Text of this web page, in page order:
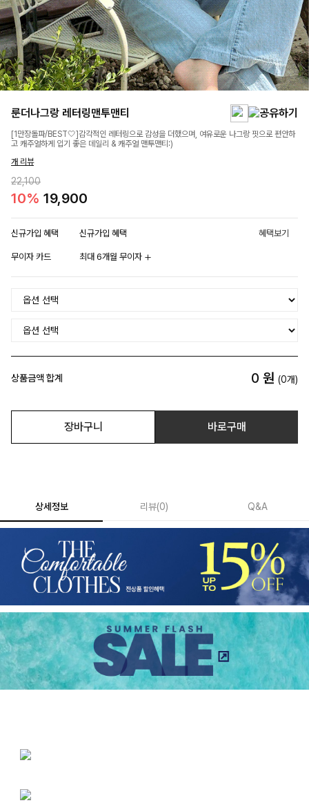
룬더나그랑 레터링맨투맨티
[1만장돌파/BEST🤍]감각적인 레터링으로 감성을 더했으며, 여유로운 나그랑 핏으로 편안하
고 캐주얼하게 입기 좋은 데일리 & 캐주얼 맨투맨티:)
개 리뷰
22,100
10% 19,900
신규가입 혜택 신규가입 혜택 혜택보기
무이자 카드 최대 6개월 무이자
상품금액 합계 0 원 (0개)
장바구니 바로구매
상세정보 리뷰(0) Q&A